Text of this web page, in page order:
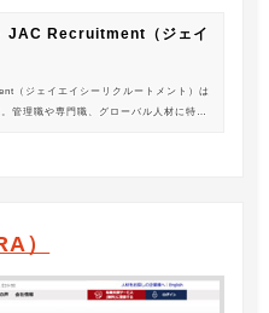
JAC Recruitment（ジェイ
（ジェイエイシーリクルートメント）は
管理職や専門職、グローバル人材に特化
）